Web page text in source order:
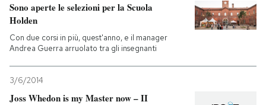
Sono aperte le selezioni per la Scuola
Holden
Con due corsi in più, quest'anno, e il manager
Andrea Guerra arruolato tra gli insegnanti
3/6/2014
Joss Whedon is my Master now – II